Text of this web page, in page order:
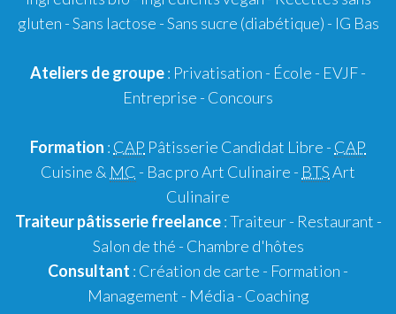
gluten - Sans lactose - Sans sucre (diabétique) - IG Bas
Ateliers de groupe: Privatisation - École - EVJF-
Entreprise - Concours
Formation : CAP Pâtisserie Candidat Libre - CAP
Cuisine & MC - Bac pro Art Culinaire - BTSArt
Culinaire
Traiteur pâtisseriefreelance:Traiteur- Restaurant -
Salon de thé - Chambre d'hôtes
Consultant : Création de carte - Formation -
Management - Média - Coaching